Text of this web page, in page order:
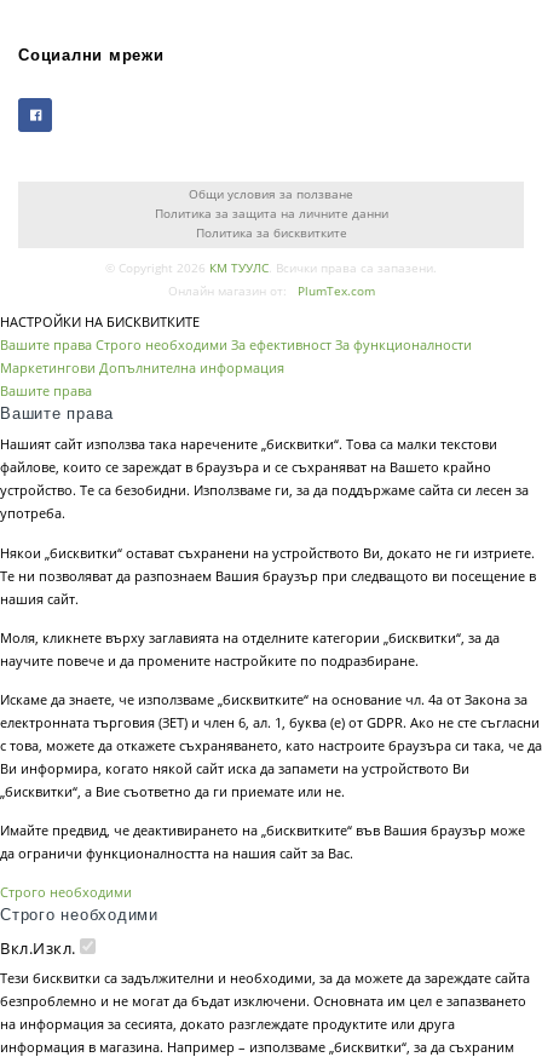
Социални мрежи
Общи условия за ползване
Политика за защита на личните данни
Политика за бисквитките
© Copyright 2026 КМ ТУУЛС. Всички права са запазени.
Онлайн магазин от:
PlumTex.com
НАСТРОЙКИ НА БИСКВИТКИТЕ
Вашите права Строго необходими За ефективност За функционалности
Маркетингови Допълнителна информация
Вашите права
Вашите права
Нашият сайт използва така наречените „бисквитки“. Това са малки текстови
файлове, които се зареждат в браузъра и се съхраняват на Вашето крайно
устройство. Те са безобидни. Използваме ги, за да поддържаме сайта си лесен за
употреба.
Някои „бисквитки“ остават съхранени на устройството Ви, докато не ги изтриете.
Те ни позволяват да разпознаем Вашия браузър при следващото ви посещение в
нашия сайт.
Моля, кликнете върху заглавията на отделните категории „бисквитки“, за да
научите повече и да промените настройките по подразбиране.
Искаме да знаете, че използваме „бисквитките“ на основание чл. 4а от Закона за
електронната търговия (ЗЕТ) и член 6, ал. 1, буква (е) от GDPR. Ако не сте съгласни
с това, можете да откажете съхраняването, като настроите браузъра си така, че да
Ви информира, когато някой сайт иска да запамети на устройството Ви
„бисквитки“, а Вие съответно да ги приемате или не.
Имайте предвид, че деактивирането на „бисквитките“ във Вашия браузър може
да ограничи функционалността на нашия сайт за Вас.
Строго необходими
Строго необходими
Вкл.Изкл.
Тези бисквитки са задължителни и необходими, за да можете да зареждате сайта
безпроблемно и не могат да бъдат изключени. Основната им цел е запазването
на информация за сесията, докато разглеждате продуктите или друга
информация в магазина. Например – използваме „бисквитки“, за да съхраним